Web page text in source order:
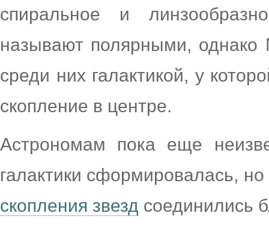
спиральное и
называют полярными, однако
среди них галактикой, у
скопление в центре.
Астрономам пока еще
галактики сформировалась,
скопления звезд соединились